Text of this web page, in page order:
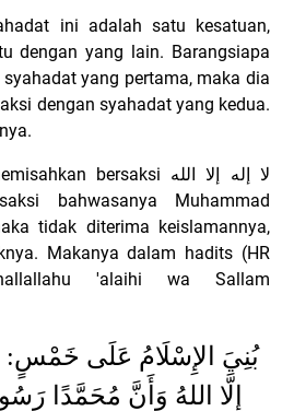
ini adalah satu kesatuan,
dengan yang lain. Barangsiapa
yang pertama, maka dia
dengan syahadat yang kedua.
bersaksi لا إله إلا الله
bahwasanya Muhammad
tidak diterima keislamannya,
Makanya dalam hadits (HR
'alaihi wa Sallam
بُنِيَ الإِسْلَامُ عَلَى خَمْسٍ:
إِلَّا اللهُ وَأَنَّ مُحَمَّدًا